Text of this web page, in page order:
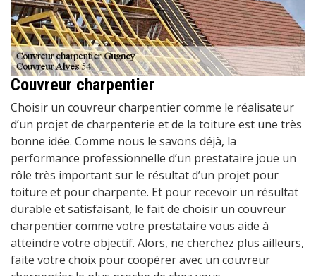
Couvreur charpentier
Choisir un couvreur charpentier comme le réalisateur
d’un projet de charpenterie et de la toiture est une très
bonne idée. Comme nous le savons déjà, la
performance professionnelle d’un prestataire joue un
rôle très important sur le résultat d’un projet pour
toiture et pour charpente. Et pour recevoir un résultat
durable et satisfaisant, le fait de choisir un couvreur
charpentier comme votre prestataire vous aide à
atteindre votre objectif. Alors, ne cherchez plus ailleurs,
faite votre choix pour coopérer avec un couvreur